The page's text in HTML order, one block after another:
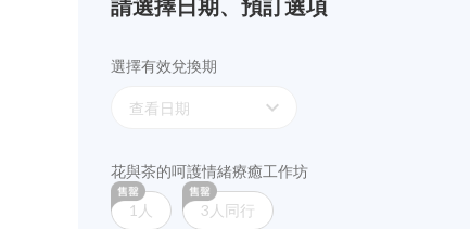
請選擇日期、預訂選項
選擇有效兌換期
查看日期 expand_more
花與茶的呵護情緒療癒工作坊
1人 3人同行